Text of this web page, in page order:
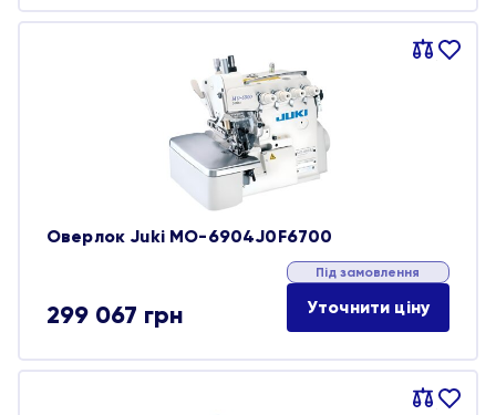
Порівняти
В
Оверлок Juki MO-6904J0F6700
299 067 грн
Під замовлення
Уточнити ціну
Порівняти
В